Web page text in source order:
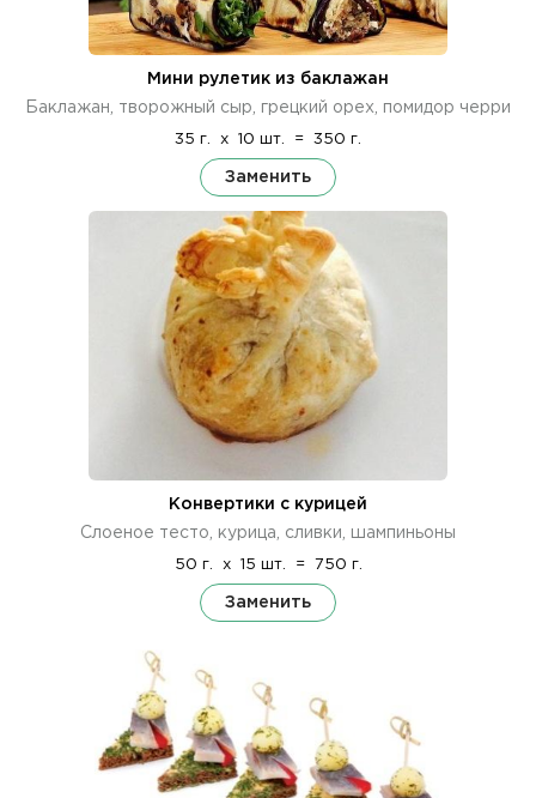
Мини рулетик из баклажан
Баклажан, творожный сыр, грецкий орех, помидор черри
35 г. x 10 шт. = 350 г.
Заменить
Конвертики с курицей
Слоеное тесто, курица, сливки, шампиньоны
50 г. x 15 шт. = 750 г.
Заменить